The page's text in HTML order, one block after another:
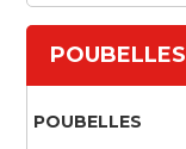
POUBELLES
POUBELLES